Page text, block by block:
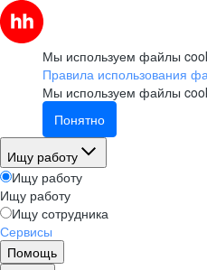
Мы используем файлы
Правила использования
Мы используем файлы
Понятно
Ищу работу
Ищу работу
Ищу работу
Ищу сотрудника
Сервисы
Помощь